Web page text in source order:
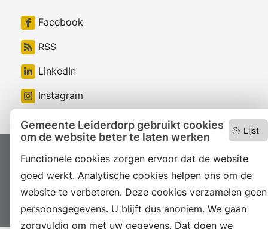
Lijst
Gemeente Leiderdorp gebruikt cookies
om de website beter te laten werken
Functionele cookies zorgen ervoor dat de website
goed werkt. Analytische cookies helpen ons om de
website te verbeteren. Deze cookies verzamelen geen
persoonsgegevens. U blijft dus anoniem. We gaan
zorgvuldig om met uw gegevens. Dat doen we
Facebook
RSS
LinkedIn
Instagram
Proclaimer Colofon
Toegankelijkheid
Sitemap
Privacyverklaring
Servicenormen
Suggesties
Archief Vacatures